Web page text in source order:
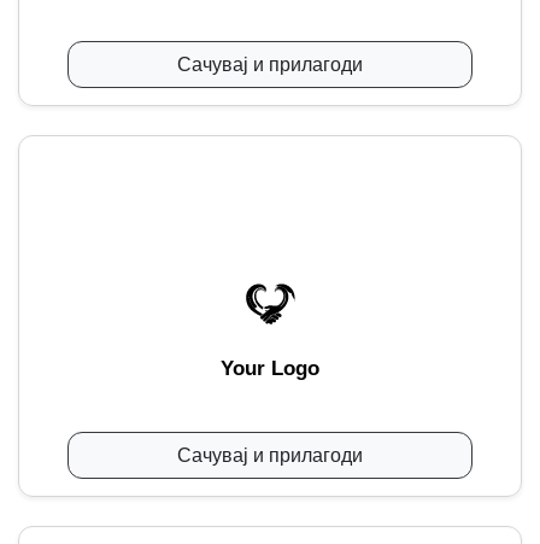
Сачувај и прилагоди
Your Logo
Сачувај и прилагоди